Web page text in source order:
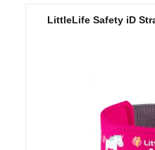
LittleLife Safety iD